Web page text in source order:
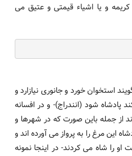
کریمه و یا اشیاء قیمتی و عتیق می
استخوان خورد و جانوری نیازارد و
شود (انندراج)- و در افسانه
از جمله باین صورت که در شهرها و
این مرغ را به پرواز می آورده اند و
را شاه می کردند- در اینجا نمونه